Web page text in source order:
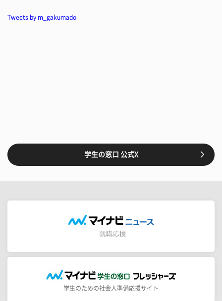
Tweets by m_gakumado
学生の窓口 公式X
学生のための社会人準備応援サイト